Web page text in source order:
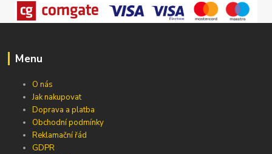
Menu
O nás
Jak nakupovat
Doprava a platba
Obchodní podmínky
Reklamační řád
GDPR